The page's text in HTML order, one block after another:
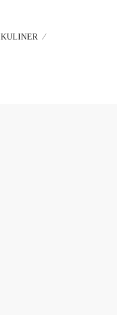
KULINER